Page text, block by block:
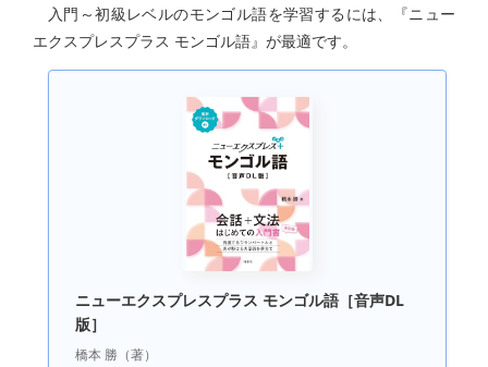
入門～初級レベルのモンゴル語を学習するには、『ニュー
エクスプレスプラス モンゴル語』が最適です。
ニューエクスプレスプラス モンゴル語［音声DL
版］
橋本 勝（著）